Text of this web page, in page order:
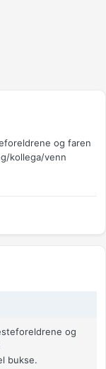
og faren
kollega/venn
og
bukse.